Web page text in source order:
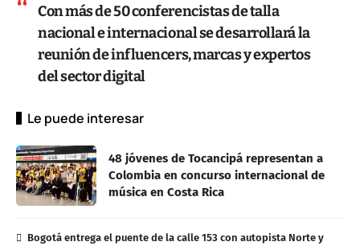
Con más de 50 conferencistas de talla
nacional e internacional se desarrollará la
reunión de influencers, marcas y expertos
del sector digital
Le puede interesar
48 jóvenes de Tocancipá representan a
Colombia en concurso internacional de
música en Costa Rica
Bogotá entrega el puente de la calle 153 con autopista Norte y